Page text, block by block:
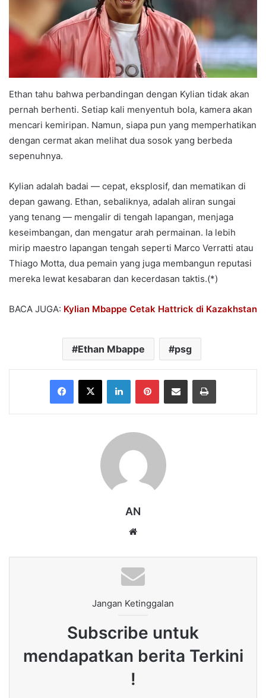
Ethan tahu bahwa perbandingan dengan Kylian tidak akan
pernah berhenti. Setiap kali menyentuh bola, kamera akan
mencari kemiripan. Namun, siapa pun yang memperhatikan
dengan cermat akan melihat dua sosok yang berbeda
sepenuhnya.
Kylian adalah badai — cepat, eksplosif, dan mematikan di
depan gawang. Ethan, sebaliknya, adalah aliran sungai
yang tenang — mengalir di tengah lapangan, menjaga
keseimbangan, dan mengatur arah permainan. Ia lebih
mirip maestro lapangan tengah seperti Marco Verratti atau
Thiago Motta, dua pemain yang juga membangun reputasi
mereka lewat kesabaran dan kecerdasan taktis.(*)
BACA JUGA: Kylian Mbappe Cetak Hattrick di Kazakhstan
Ethan Mbappe psg
Facebook
X LinkedInPinterestShare via Email Print
AN
Jangan Ketinggalan
Subscribe untuk
mendapatkan berita Terkini
!